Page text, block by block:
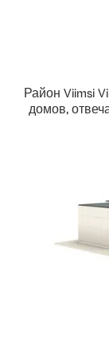
Район Viimsi
домов,